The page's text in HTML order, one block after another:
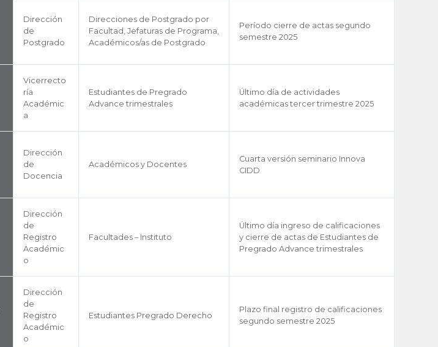
Dirección
de
Postgrado
Direcciones de Postgrado por
Facultad, Jefaturas de Programa,
Académicos/as de Postgrado
Período cierre de actas segundo
semestre 2025
Vicerrecto
ría
Académic
a
Estudiantes de Pregrado
Advance trimestrales
Último día de actividades
académicas tercer trimestre 2025
Dirección
de
Docencia
Académicos y Docentes
Cuarta versión seminario Innova
CIDD
Dirección
de
Registro
Académic
o
Facultades – Instituto
Último día ingreso de calificaciones
y cierre de actas de Estudiantes de
Pregrado Advance trimestrales
Dirección
de
Registro
Académic
o
Estudiantes Pregrado Derecho
Plazo final registro de calificaciones
segundo semestre 2025